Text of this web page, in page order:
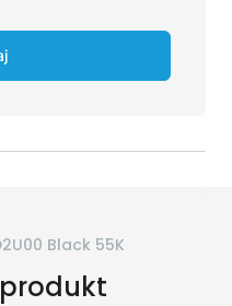
Black 55K